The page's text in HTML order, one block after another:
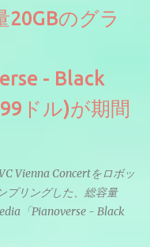
20GBのグラ
- Black
ドル)が期間
Vienna Concertをロボッ
プリングした、総容量
「Pianoverse - Black